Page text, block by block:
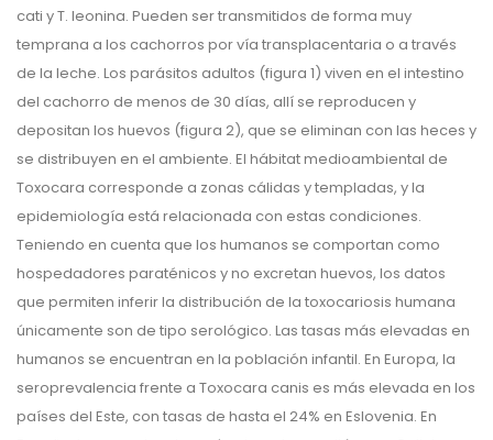
cati y T. leonina. Pueden ser transmitidos de forma muy
temprana a los cachorros por vía transplacentaria o a través
de la leche. Los parásitos adultos (figura 1) viven en el intestino
del cachorro de menos de 30 días, allí se reproducen y
depositan los huevos (figura 2), que se eliminan con las heces y
se distribuyen en el ambiente. El hábitat medioambiental de
Toxocara corresponde a zonas cálidas y templadas, y la
epidemiología está relacionada con estas condiciones.
Teniendo en cuenta que los humanos se comportan como
hospedadores paraténicos y no excretan huevos, los datos
que permiten inferir la distribución de la toxocariosis humana
únicamente son de tipo serológico. Las tasas más elevadas en
humanos se encuentran en la población infantil. En Europa, la
seroprevalencia frente a Toxocara canis es más elevada en los
países del Este, con tasas de hasta el 24% en Eslovenia. En